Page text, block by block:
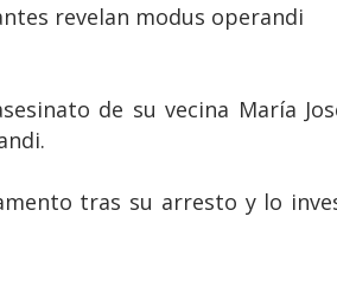
de su vecina María
tras su arresto y lo